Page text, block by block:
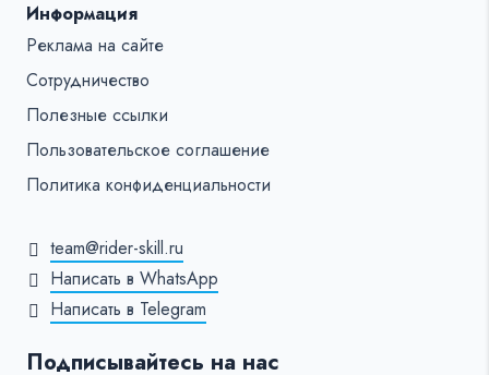
Информация
Реклама на сайте
Сотрудничество
Полезные ссылки
Пользовательское соглашение
Политика конфиденциальности
team@rider-skill.ru
Написать в WhatsApp
Написать в Telegram
Подписывайтесь на нас